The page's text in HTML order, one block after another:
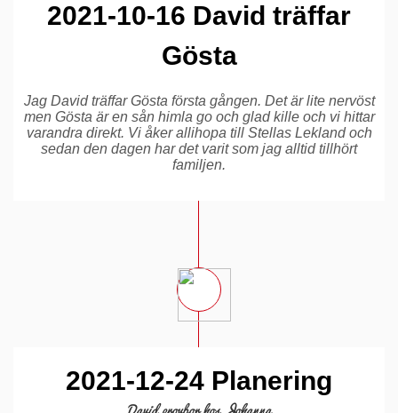
2021-10-16 David träffar
Gösta
Jag David träffar Gösta första gången. Det är lite nervöst
men Gösta är en sån himla go och glad kille och vi hittar
varandra direkt. Vi åker allihopa till Stellas Lekland och
sedan den dagen har det varit som jag alltid tillhört
familjen.
2021-12-24 Planering